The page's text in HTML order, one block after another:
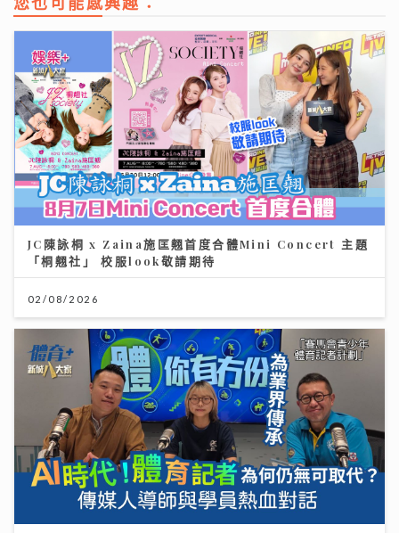
JC陳詠桐 x Zaina施匡翹首度合體Mini Concert 主題
「桐翹社」 校服look敬請期待
02/08/2026